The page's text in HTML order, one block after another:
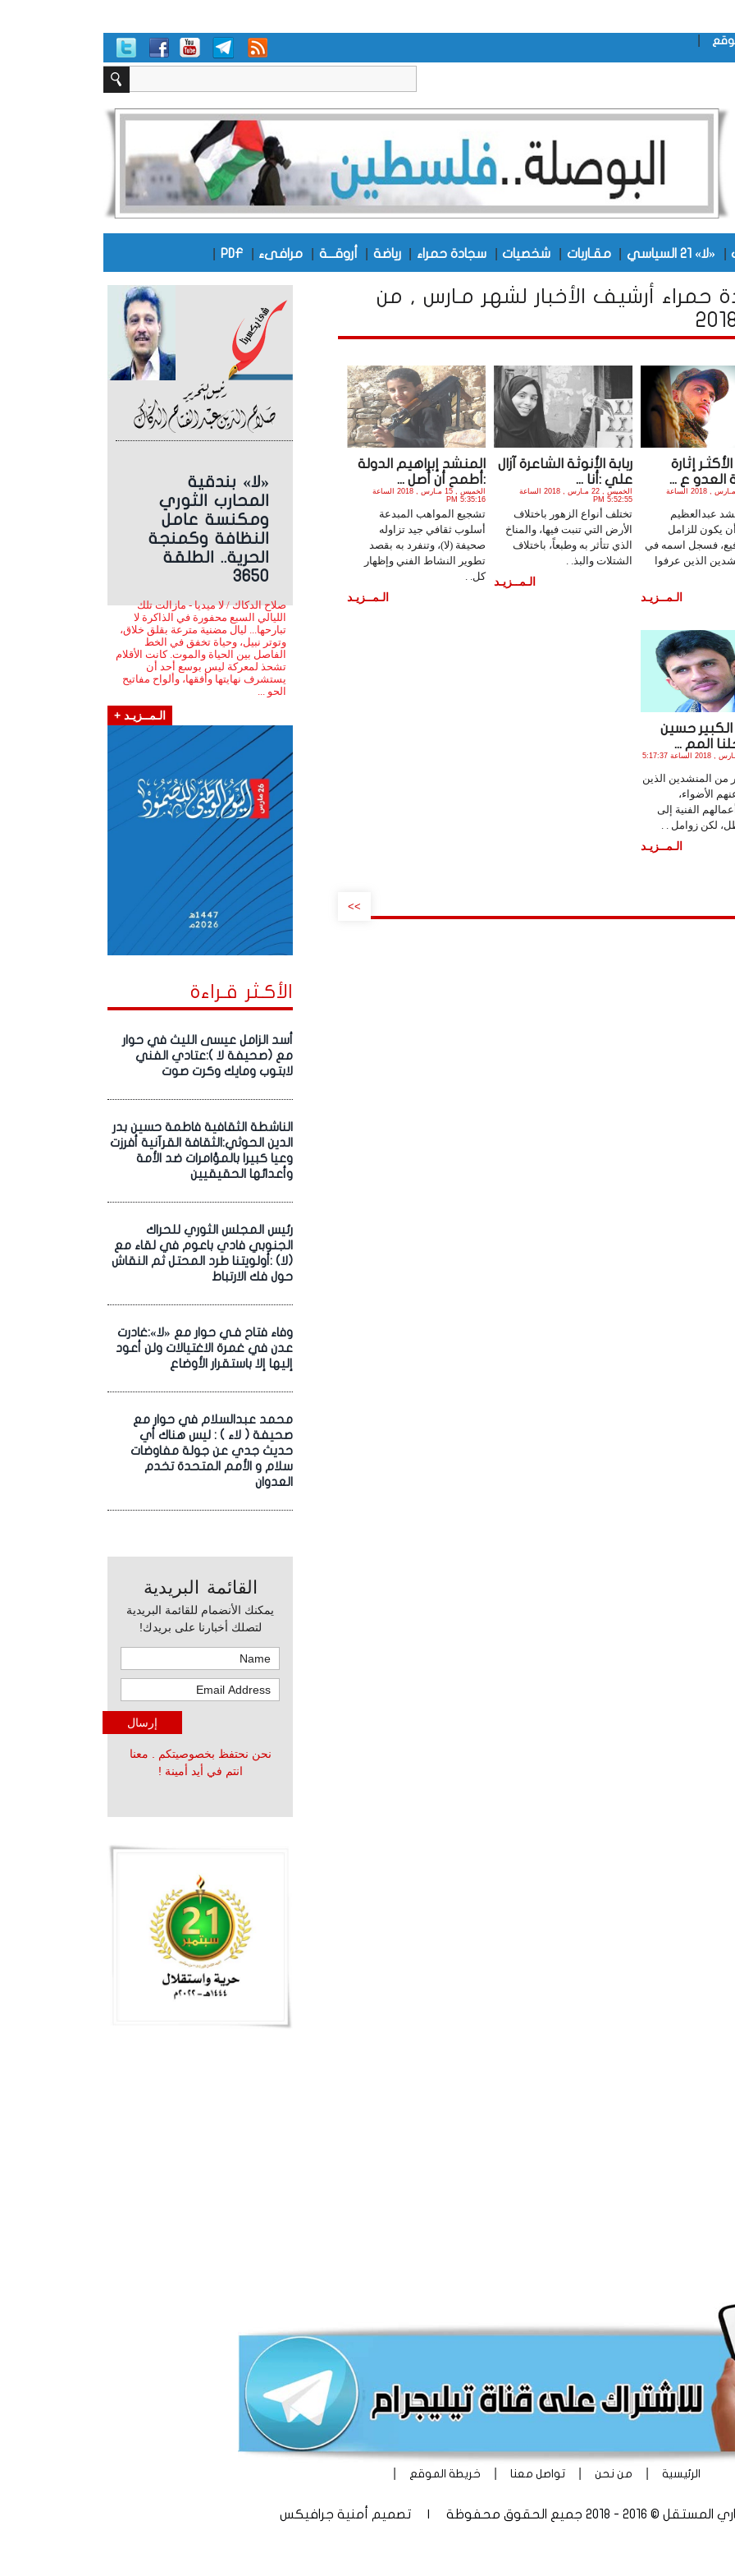
«لا» 21 السياسي مقـاربات شخصيات سجادة حمراء رياضة أروقـــة مرافىء PDF
«لا» بندقية
المحارب الثوري
ومكنسة عامل
النظافة وكمنجة
الحرية.. الطلقة
3650
صلاح الدكاك / لا ميديا - مازالت تلك
الليالي السبع محفورة في الذاكرة لا
تبارحها... ليال مضنية مترعة بقلق خلاق،
وتوتر نبيل، وحياة تخفق في الخط
الفاصل بين الحياة والموت. كانت الأقلام
تشحذ لمعركة ليس بوسع أحد أن
يستشرف نهايتها وأفقها، وألواح مفاتيح
الحو ...
الـمــزيـد +
الأكـثر قـراءة
أسد الزامل عيسى الليث في حوار
مع (صحيفة لا ):عتادي الفني
لابتوب ومايك وكرت صوت
الناشطة الثقافية فاطمة حسين بدر
الدين الحوثي:الثقافة القرآنية أفرزت
وعيا كبيرا بالمؤامرات ضد الأمة
وأعدائها الحقيقيين
رئيس المجلس الثوري للحراك
الجنوبي فادي باعوم في لقاء مع
(لا) :أولويتنا طرد المحتل ثم النقاش
حول فك الارتباط
وفاء فتاح فـي حوار مع «لا»:غادرت
عدن في غمرة الاغتيالات ولن أعود
إليها إلا باستقرار الأوضاع
محمد عبدالسلام في حوار مع
صحيفة ( لاء ) : ليس هناك أي
حديث جدي عن جولة مفاوضات
سلام و الأمم المتحدة تخدم
العدوان
القائمة البريدية
يمكنك الأنضمام للقائمة البريدية
لتصلك أخبارنا على بريدك!
نحن نحتفظ بخصوصيتكم . معنا
انتم في أيد أمينة !
حمراء أرشيف الأخبار لشهر مـارس , من
إثارة
العدو ع ...
الخميس , 29 مـارس , 2018 الساعة
عبدالعظيم
يكون للزامل
فسجل اسمه في
الذين عرفوا
الـمــزيـد
ربابة الأنوثة الشاعرة آزال
علي :أنا ...
الخميس , 22 مـارس , 2018 الساعة
5:52:55 PM
تختلف أنواع الزهور باختلاف
الأرض التي تنبت فيها، والمناخ
الذي تتأثر به وطبعاً، باختلاف
الشتلات والبذ. .
الـمــزيـد
المنشد إبراهيم الدولة
:أطمح أن أصل ...
الخميس , 15 مـارس , 2018 الساعة
5:35:16 PM
تشجيع المواهب المبدعة
أسلوب ثقافي جيد تزاوله
صحيفة (لا)، وتنفرد به بقصد
تطوير النشاط الفني وإظهار
كل. .
الـمــزيـد
الكبير حسين
المم ...
الخميس , 8 مـارس , 2018 الساعة 5:17:37
من المنشدين الذين
الأضواء،
الفنية إلى
لكن زوامل . .
الـمــزيـد
>>
الرئيسية من نحن تواصل معنا خريطة الموقع
2018 جميع الحقوق محفوظة | تصميم أمنية جرافيكس